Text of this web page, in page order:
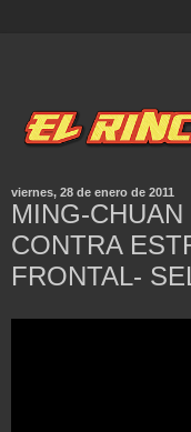
viernes, 28 de enero de 2011
MING-
CONTRA
FRONTAL-